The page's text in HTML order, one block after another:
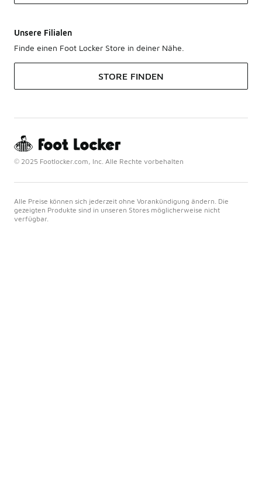
Unsere Filialen
Finde einen Foot Locker Store in deiner Nähe.
STORE FINDEN
© 2025 Footlocker.com, Inc. Alle Rechte vorbehalten
Alle Preise können sich jederzeit ohne Vorankündigung ändern. Die
gezeigten Produkte sind in unseren Stores möglicherweise nicht
verfügbar.